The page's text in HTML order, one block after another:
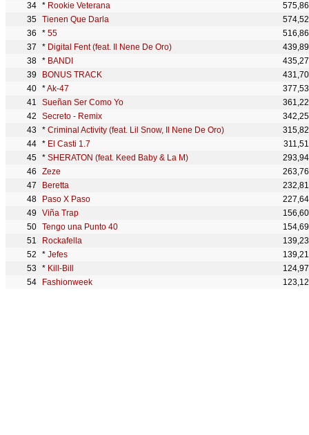
* Rookie Veterana
Tienen Que Darla
* 55
* Digital Fent (feat. Il Nene De Oro)
* BANDI
BONUS TRACK
*Ak-47
Sueñan Ser Como Yo
Secreto - Remix
* Criminal Activity (feat. Lil Snow, Il Nene De Oro)
* El Casti 1.7
* SHERATON (feat. Keed Baby & La M)
Zeze
Beretta
Paso X Paso
Viña Trap
Tengo una Punto 40
Rockafella
* Jefes
* Kill-Bill
Fashionweek